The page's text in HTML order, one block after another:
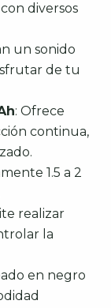
diversos
un sonido
de tu
: Ofrece
continua,
1.5 a 2
realizar
la
en negro